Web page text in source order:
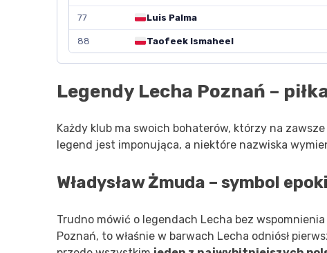
77 Luis Palma
88 Taofeek Ismaheel
Legendy Lecha Poznań –
Każdy klub ma swoich bohaterów, którzy na
legend jest imponująca, a niektóre nazwiska
Władysław Żmuda – symbol epoki
Trudno mówić o legendach Lecha bez
Poznań, to właśnie w barwach Lecha odniósł